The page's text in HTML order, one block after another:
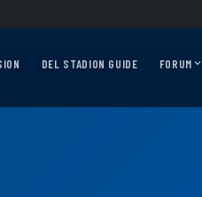
DEL STADION GUIDE FORUM